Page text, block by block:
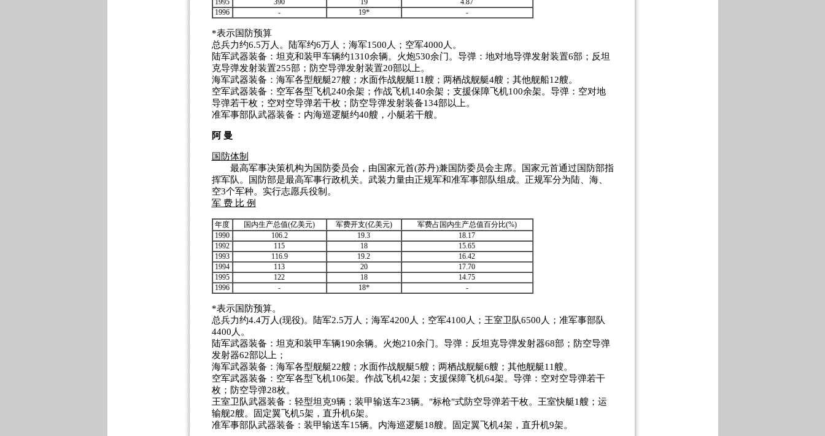
1995
390 19
4.87
1996
- 19* -
*表示国防预算
总兵力约6.5万人。陆军约6万人；海军1500人；空军4000人。
陆军武器装备：坦克和装甲车辆约1310余辆。火炮530余门。导弹：地对地导弹发射装置6部；反坦
克导弹发射装置255部；防空导弹发射装置20部以上。
海军武器装备：海军各型舰艇27艘；水面作战舰艇11艘；两栖战舰艇4艘；其他舰船12艘。
空军武器装备：空军各型飞机240余架；作战飞机140余架；支援保障飞机100余架。导弹：空对地
导弹若干枚；空对空导弹若干枚；防空导弹发射装备134部以上。
准军事部队武器装备：内海巡逻艇约40艘，小艇若干艘。
阿 曼
国防体制
最高军事决策机构为国防委员会，由国家元首(苏丹)兼国防委员会主席。国家元首通过国防部指
挥军队。国防部是最高军事行政机关。武装力量由正规军和准军事部队组成。正规军分为陆、海、
空3个军种。实行志愿兵役制。
军 费 比 例
年度 国内生产总值(亿美元) 军费开支(亿美元)
军费占国内生产总值百分比(%)
1990
106.2 19.3
18.17
1992
115 18
15.65
1993
116.9 19.2
16.42
1994
113 20
17.70
1995
122 18
14.75
1996
- 18* -
*表示国防预算。
总兵力约4.4万人(现役)。陆军2.5万人；海军4200人；空军4100人；王室卫队6500人；准军事部队
4400人。
陆军武器装备：坦克和装甲车辆190余辆。火炮210余门。导弹：反坦克导弹发射器68部；防空导弹
发射器62部以上；
海军武器装备：海军各型舰艇22艘；水面作战舰艇5艘；两栖战舰艇6艘；其他舰艇11艘。
空军武器装备：空军各型飞机106架。作战飞机42架；支援保障飞机64架。导弹：空对空导弹若干
枚；防空导弹28枚。
王室卫队武器装备：轻型坦克9辆；装甲输送车23辆。"标枪"式防空导弹若干枚。王室快艇1艘；运
输舰2艘。固定翼飞机5架，直升机6架。
准军事部队武器装备：装甲输送车15辆。内海巡逻艇18艘。固定翼飞机4架，直升机9架。